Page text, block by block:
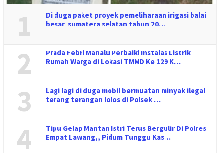
1
Di duga paket proyek pemeliharaan irigasi balai
besar sumatera selatan tahun 20…
2
Prada Febri Manalu Perbaiki Instalas Listrik
Rumah Warga di Lokasi TMMD Ke 129 K…
3
Lagi lagi di duga mobil bermuatan minyak ilegal
terang terangan lolos di Polsek …
4
Tipu Gelap Mantan Istri Terus Bergulir Di Polres
Empat Lawang,, Pidum Tunggu Kas…